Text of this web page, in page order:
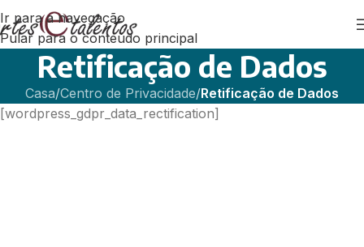
Ir para a navegação
Pular para o conteúdo principal
Retificação de Dados
Casa/Centro de Privacidade/Retificação de Dados
[wordpress_gdpr_data_rectification]